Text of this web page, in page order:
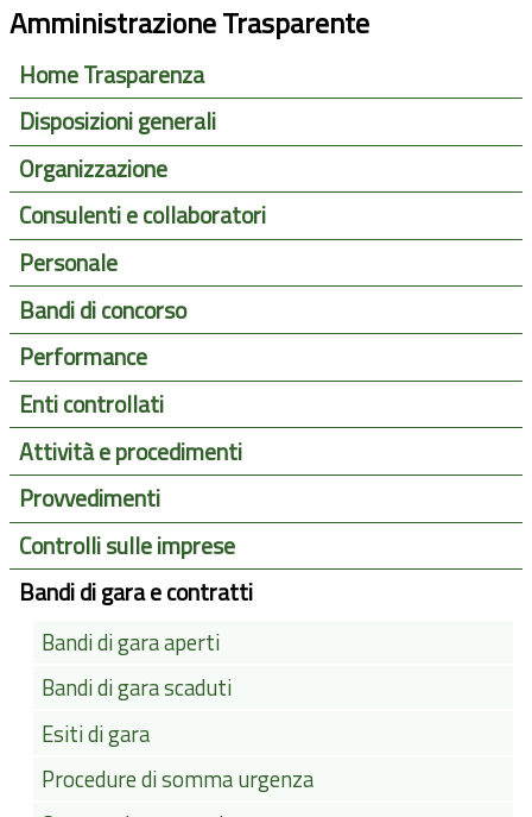
Amministrazione Trasparente
Home Trasparenza
Disposizioni generali
Organizzazione
Consulenti e collaboratori
Personale
Bandi di concorso
Performance
Enti controllati
Attività e procedimenti
Provvedimenti
Controlli sulle imprese
Bandi di gara e contratti
Bandi di gara aperti
Bandi di gara scaduti
Esiti di gara
Procedure di somma urgenza